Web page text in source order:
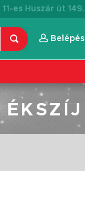
es Huszár út 149.
Belépés
ÉKSZÍJ